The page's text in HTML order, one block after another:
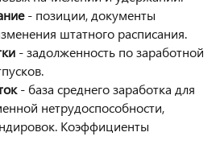
- позиции, документы
штатного расписания.
- задолженность по заработной
- база среднего заработка для
нетрудоспособности,
Коэффициенты